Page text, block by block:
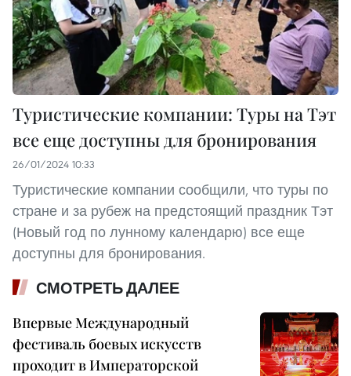
Туристические компании: Туры на Тэт
все еще доступны для бронирования
26/01/2024 10:33
Туристические компании сообщили, что туры по
стране и за рубеж на предстоящий праздник Тэт
(Новый год по лунному календарю) все еще
доступны для бронирования.
СМОТРЕТЬ ДАЛЕЕ
Впервые Международный
фестиваль боевых искусств
проходит в Императорской